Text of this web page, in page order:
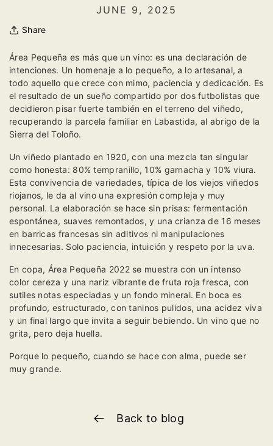
JUNE 9, 2025
Share
Área Pequeña es más que un vino: es una declaración de
intenciones. Un homenaje a lo pequeño, a lo artesanal, a
todo aquello que crece con mimo, paciencia y dedicación. Es
el resultado de un sueño compartido por dos futbolistas que
decidieron pisar fuerte también en el terreno del viñedo,
recuperando la parcela familiar en Labastida, al abrigo de la
Sierra del Toloño.
Un viñedo plantado en 1920, con una mezcla tan singular
como honesta: 80% tempranillo, 10% garnacha y 10% viura.
Esta convivencia de variedades, típica de los viejos viñedos
riojanos, le da al vino una expresión compleja y muy
personal. La elaboración se hace sin prisas: fermentación
espontánea, suaves remontados, y una crianza de 16 meses
en barricas francesas sin aditivos ni manipulaciones
innecesarias. Solo paciencia, intuición y respeto por la uva.
En copa, Área Pequeña 2022 se muestra con un intenso
color cereza y una nariz vibrante de fruta roja fresca, con
sutiles notas especiadas y un fondo mineral. En boca es
profundo, estructurado, con taninos pulidos, una acidez viva
y un final largo que invita a seguir bebiendo. Un vino que no
grita, pero deja huella.
Porque lo pequeño, cuando se hace con alma, puede ser
muy grande.
Back to blog